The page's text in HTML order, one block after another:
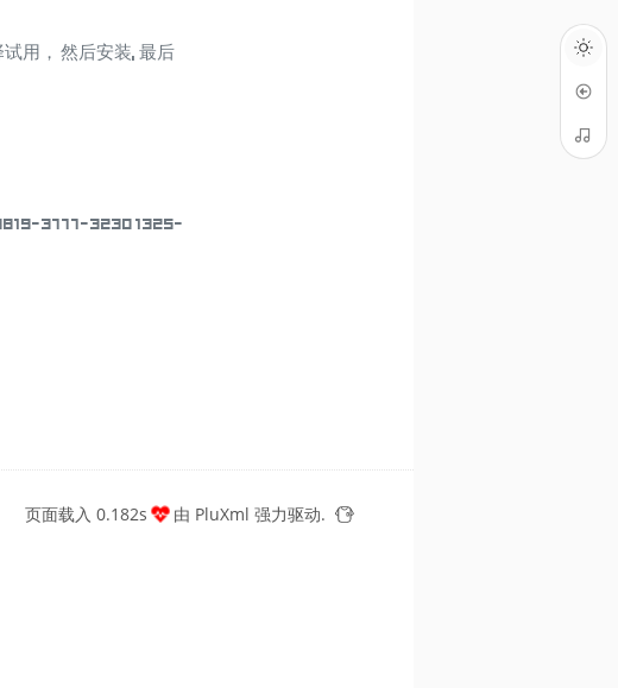
用， 然后安装, 最后
3777-3230 1325-
页面载入 0.182s 由 PluXml 强力驱动.